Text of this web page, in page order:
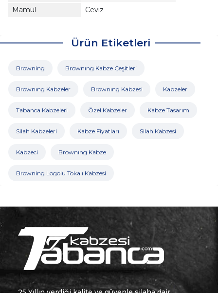
Mamül
Ceviz
Ürün Etiketleri
Browning Brownıng Kabze Çeşitleri
Brownıng Kabzeler Brownıng Kabzesi Kabzeler
Tabanca Kabzeleri Özel Kabzeler Kabze Tasarım
Silah Kabzeleri Kabze Fiyatları Silah Kabzesi
Kabzeci Brownıng Kabze
Browning Logolu Tokalı Kabzesi